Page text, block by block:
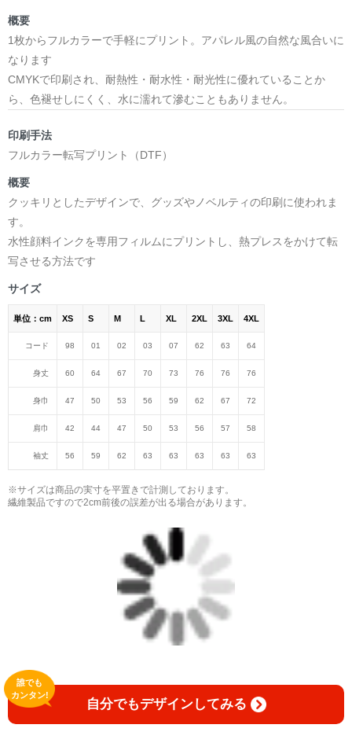
概要
1枚からフルカラーで手軽にプリント。アパレル風の自然な風合いに
なります
CMYKで印刷され、耐熱性・耐水性・耐光性に優れていることか
ら、色褪せしにくく、水に濡れて滲むこともありません。
印刷手法
フルカラー転写プリント（DTF）
概要
クッキリとしたデザインで、グッズやノベルティの印刷に使われま
す。
水性顔料インクを専用フィルムにプリントし、熱プレスをかけて転
写させる方法です
サイズ
単位：cm XS S M L XL 2XL 3XL 4XL
コード 98 01 02 03 07 62 63 64
身丈 60 64 67 70 73 76 76 76
身巾 47 50 53 56 59 62 67 72
肩巾 42 44 47 50 53 56 57 58
袖丈 56 59 62 63 63 63 63 63
※サイズは商品の実寸を平置きで計測しております。
繊維製品ですので2cm前後の誤差が出る場合があります。
自分でもデザインしてみる
誰でも
カンタン!